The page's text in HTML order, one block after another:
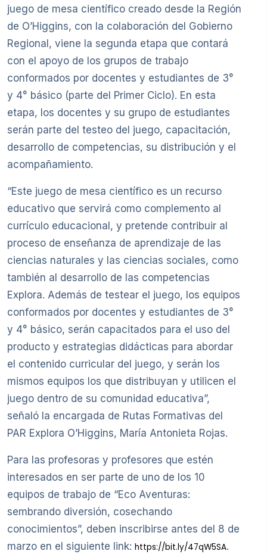
juego de mesa científico creado desde la Región
de O’Higgins, con la colaboración del Gobierno
Regional, viene la segunda etapa que contará
con el apoyo de los grupos de trabajo
conformados por docentes y estudiantes de 3°
y 4° básico (parte del Primer Ciclo). En esta
etapa, los docentes y su grupo de estudiantes
serán parte del testeo del juego, capacitación,
desarrollo de competencias, su distribución y el
acompañamiento.
“Este juego de mesa científico es un recurso
educativo que servirá como complemento al
currículo educacional, y pretende contribuir al
proceso de enseñanza de aprendizaje de las
ciencias naturales y las ciencias sociales, como
también al desarrollo de las competencias
Explora. Además de testear el juego, los equipos
conformados por docentes y estudiantes de 3°
y 4° básico, serán capacitados para el uso del
producto y estrategias didácticas para abordar
el contenido curricular del juego, y serán los
mismos equipos los que distribuyan y utilicen el
juego dentro de su comunidad educativa”,
señaló la encargada de Rutas Formativas del
PAR Explora O’Higgins, María Antonieta Rojas.
Para las profesoras y profesores que estén
interesados en ser parte de uno de los 10
equipos de trabajo de “Eco Aventuras:
sembrando diversión, cosechando
conocimientos”, deben inscribirse antes del 8 de
marzo en el siguiente link: https://bit.ly/47qW5SA.